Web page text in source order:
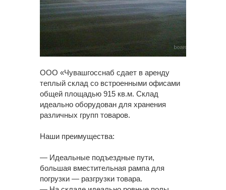
ООО «Чувашгосснаб сдает в аренду
теплый склад со встроенными офисами
общей площадью 915 кв.м. Склад
идеально оборудован для хранения
различных групп товаров.
Наши преимущества:
— Идеальные подъездные пути,
большая вместительная рампа для
погрузки — разгрузки товара.